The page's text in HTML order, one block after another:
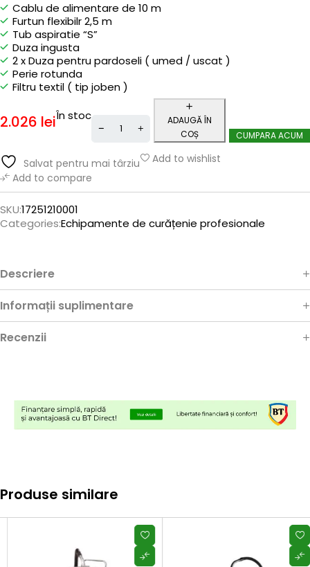
Cablu de alimentare de 10 m
Furtun flexibilr 2,5 m
Tub aspiratie “S”
Duza ingusta
2 x Duza pentru pardoseli ( umed / uscat )
Perie rotunda
Filtru textil ( tip joben )
2.026 leiÎn stoc
ADAUGĂ ÎN
COȘ
CUMPARA ACUM
Salvat pentru mai târziu
Add to wishlist
Add to compare
SKU:17251210001
Categories:Echipamente de curățenie profesionale
Descriere
Informații suplimentare
Recenzii
Produse similare